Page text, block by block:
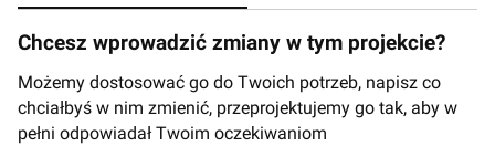
Chcesz wprowadzić zmiany w tym projekcie?
Możemy dostosować go do Twoich potrzeb, napisz co
chciałbyś w nim zmienić, przeprojektujemy go tak, aby w
pełni odpowiadał Twoim oczekiwaniom